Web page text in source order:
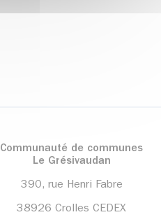
Communauté de communes
Le Grésivaudan
390, rue Henri Fabre
38926 Crolles CEDEX